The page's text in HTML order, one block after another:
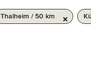
Thalheim / 50 km